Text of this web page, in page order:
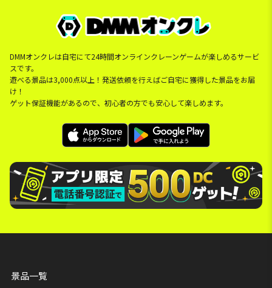
DMMオンクレは自宅にて24時間オンラインクレーンゲームが楽しめるサービ
スです。
遊べる景品は3,000点以上！発送依頼を行えばご自宅に獲得した景品をお届
け！
ゲット保証機能があるので、初心者の方でも安心して楽しめます。
景品一覧